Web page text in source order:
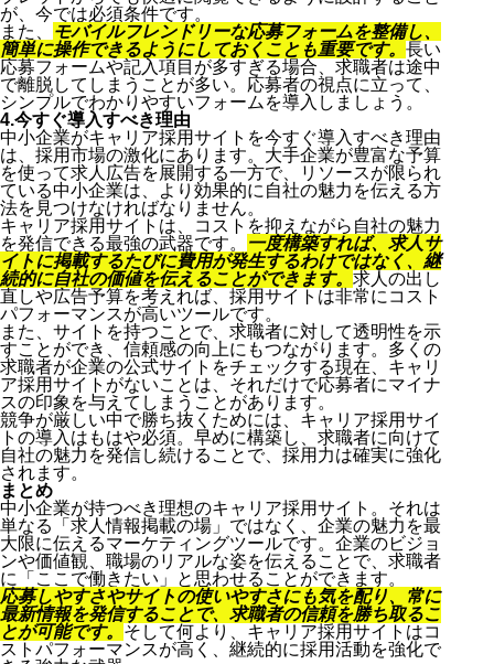
が、今では必須条件です。
また、
モバイルフレンドリーな応募フォームを整備し、
簡単に操作できるようにしておくことも重要です。 長い
応募フォームや記入項目が多すぎる場合、求職者は途中
で離脱してしまうことが多い。応募者の視点に立って、
シンプルでわかりやすいフォームを導入しましょう。
4.今すぐ導入すべき理由
中小企業がキャリア採用サイトを今すぐ導入すべき理由
は、採用市場の激化にあります。大手企業が豊富な予算
を使って求人広告を展開する一方で、リソースが限られ
ている中小企業は、より効果的に自社の魅力を伝える方
法を見つけなければなりません。
キャリア採用サイトは、コストを抑えながら自社の魅力
を発信できる最強の武器です。
一度構築すれば、求人サ
イトに掲載するたびに費用が発生するわけではなく、継
続的に自社の価値を伝えることができます。 求人の出し
直しや広告予算を考えれば、採用サイトは非常にコスト
パフォーマンスが高いツールです。
また、サイトを持つことで、求職者に対して透明性を示
すことができ、信頼感の向上にもつながります。多くの
求職者が企業の公式サイトをチェックする現在、キャリ
ア採用サイトがないことは、それだけで応募者にマイナ
スの印象を与えてしまうことがあります。
競争が厳しい中で勝ち抜くためには、キャリア採用サイ
トの導入はもはや必須。早めに構築し、求職者に向けて
自社の魅力を発信し続けることで、採用力は確実に強化
されます。
まとめ
中小企業が持つべき理想のキャリア採用サイト。それは
単なる「求人情報掲載の場」ではなく、企業の魅力を最
大限に伝えるマーケティングツールです。企業のビジョ
ンや価値観、職場のリアルな姿を伝えることで、求職者
に「ここで働きたい」と思わせることができます。
応募しやすさやサイトの使いやすさにも気を配り、常に
最新情報を発信することで、求職者の信頼を勝ち取るこ
とが可能です。 そして何より、キャリア採用サイトはコ
ストパフォーマンスが高く、継続的に採用活動を強化で